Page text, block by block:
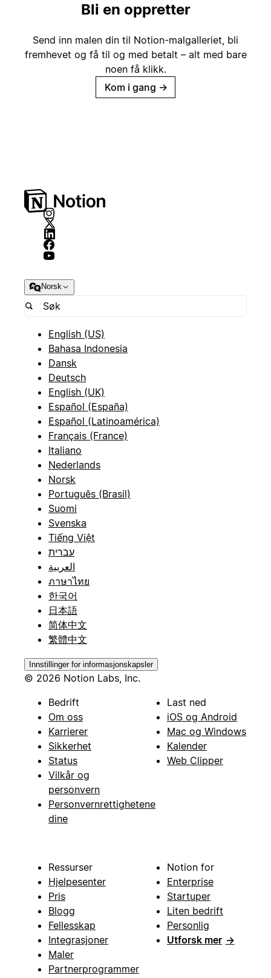
Bli en oppretter
Send inn malen din til Notion-malgalleriet, bli
fremhevet og få til og med betalt – alt med bare
noen få klikk.
Kom i gang →
Norsk
English (US)
Bahasa Indonesia
Dansk
Deutsch
English (UK)
Español (España)
Español (Latinoamérica)
Français (France)
Italiano
Nederlands
Norsk
Português (Brasil)
Suomi
Svenska
Tiếng Việt
עברית
العربية
ภาษาไทย
한국어
日本語
简体中文
繁體中文
Innstillinger for informasjonskapsler
© 2026 Notion Labs, Inc.
Bedrift
Om oss
Karrierer
Sikkerhet
Status
Vilkår og
personvern
Personvernrettighetene
dine
Last ned
iOS og Android
Mac og Windows
Kalender
Web Clipper
Ressurser
Hjelpesenter
Pris
Blogg
Fellesskap
Integrasjoner
Maler
Partnerprogrammer
Notion for
Enterprise
Startuper
Liten bedrift
Personlig
Utforsk mer →